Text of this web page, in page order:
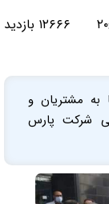
۱۲۶۶۶ بازدید
به مشتریان و
شرکت پارس